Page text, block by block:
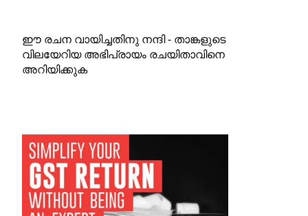
ഈ രചന വായിച്ചതിനു നന്ദി - താങ്കളുടെ
വിലയേറിയ അഭിപ്രായം രചയിതാവിനെ
അറിയിക്കുക